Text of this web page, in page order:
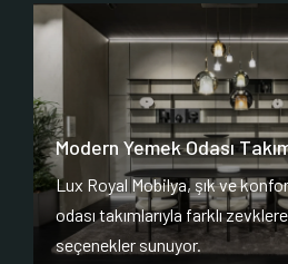
Modern Yemek Odası
Lux Royal Mobilya, şık ve
odası takımlarıyla farklı
seçenekler sunuyor.